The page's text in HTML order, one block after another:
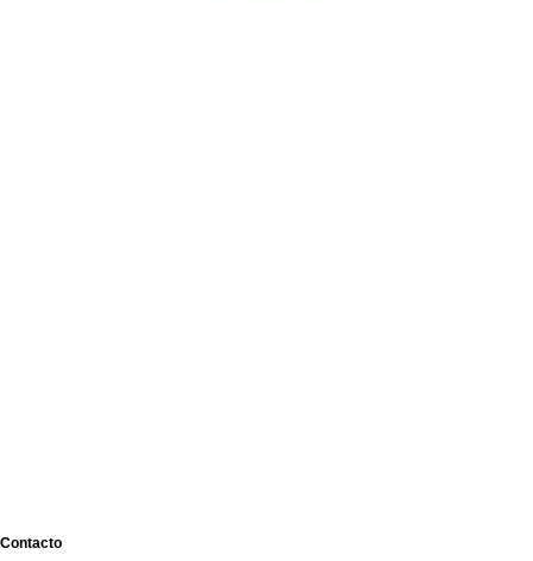
Contacto